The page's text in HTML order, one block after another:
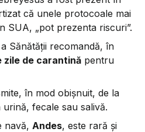
că unele protocoale mai
SUA, „pot prezenta riscuri”.
Sănătății recomandă, în
zile de carantină pentru
în mod obișnuit, de la
fecale sau salivă.
navă, Andes, este rară și